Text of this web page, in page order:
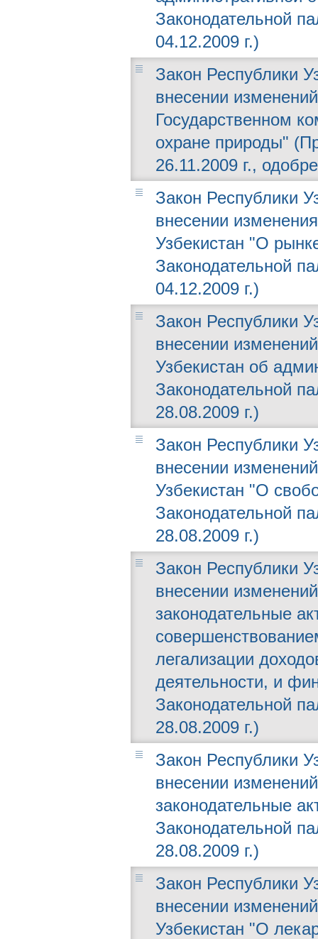
Законодательной
04.12.2009 г.)
Закон Республики
внесении
Государственном
охране природы"
26.11.2009 г.,
Закон Республики
внесении
Узбекистан "О
Законодательной
04.12.2009 г.)
Закон Республики
внесении
Узбекистан об
Законодательной
28.08.2009 г.)
Закон Республики
внесении
Узбекистан "О
Законодательной
28.08.2009 г.)
Закон Республики
внесении
законодательные
легализации
деятельности, и
Законодательной
28.08.2009 г.)
Закон Республики
внесении
законодательные
Законодательной
28.08.2009 г.)
Закон Республики
внесении
Узбекистан "О